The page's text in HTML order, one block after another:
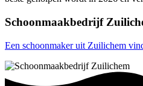
Schoonmaakbedrijf
Een schoonmaker uit Zuilichem